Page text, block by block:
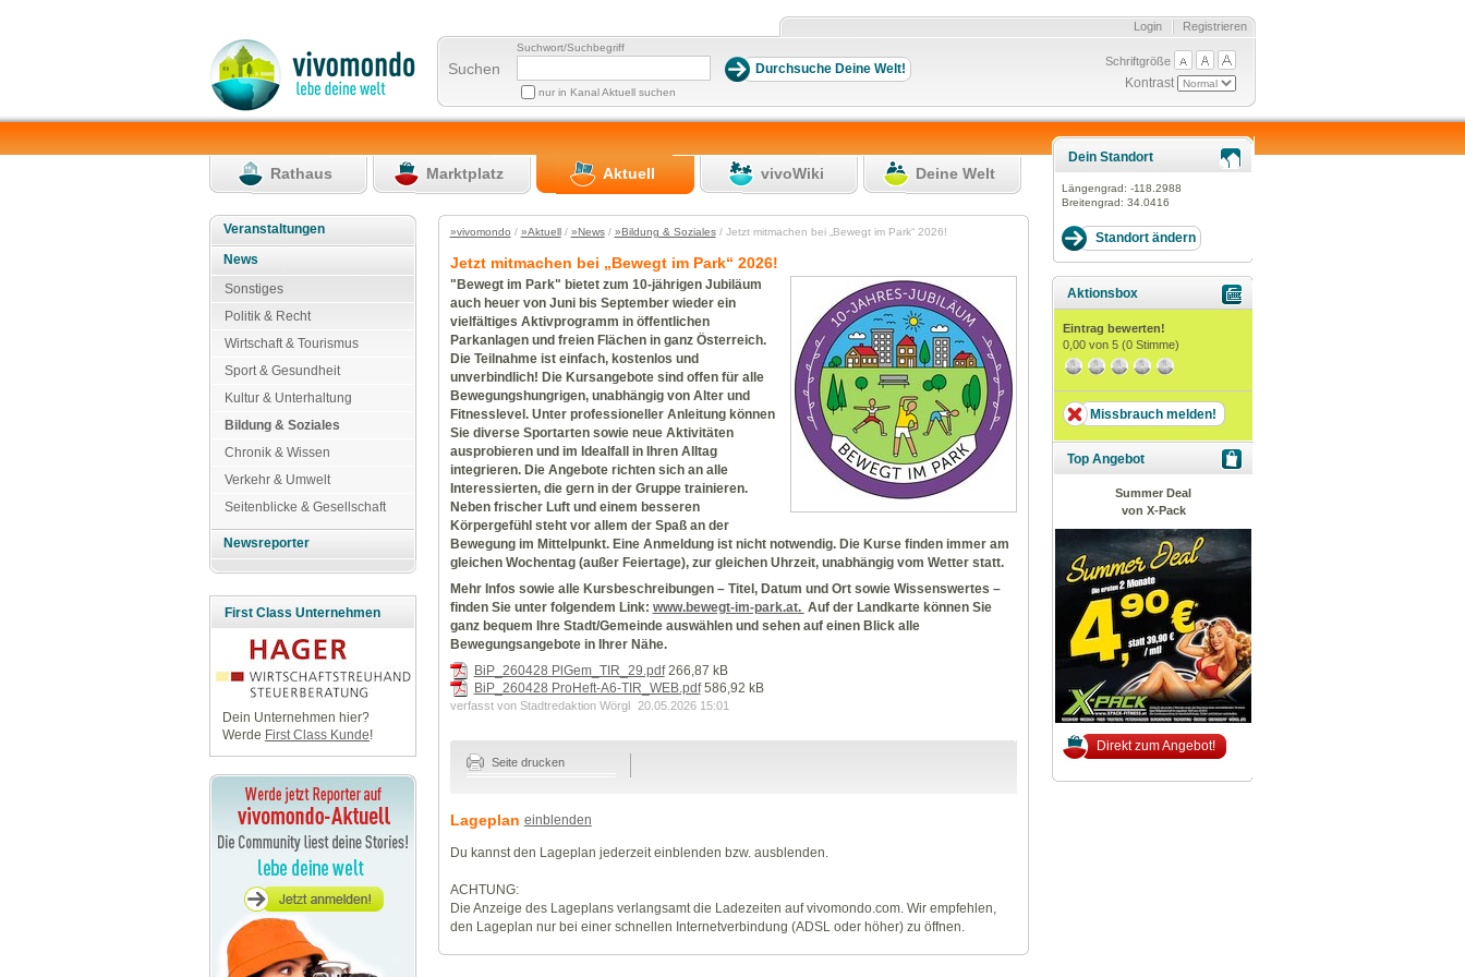
Registrieren
Login
Suchen
Suchwort/Suchbegriff
nur in Kanal Aktuell suchen
Schriftgröße
Kontrast
Rathaus Marktplatz Aktuell vivoWiki Deine Welt
Veranstaltungen
News
Sonstiges
Politik & Recht
Wirtschaft & Tourismus
Sport & Gesundheit
Kultur & Unterhaltung
Bildung & Soziales
Chronik & Wissen
Verkehr & Umwelt
Seitenblicke & Gesellschaft
Newsreporter
First Class Unternehmen
Dein Unternehmen hier?
Werde First Class Kunde!
»vivomondo / »Aktuell/ »News/ »Bildung & Soziales/ Jetzt mitmachen bei „Bewegt im Park“ 2026!
Jetzt mitmachen bei „Bewegt im Park“ 2026!
"Bewegt im Park" bietet zum 10-jährigen Jubiläum
auch heuer von Juni bis September wieder ein
vielfältiges Aktivprogramm in öffentlichen
Parkanlagen und freien Flächen in ganz Österreich.
Die Teilnahme ist einfach, kostenlos und
unverbindlich! Die Kursangebote sind offen für alle
Bewegungshungrigen, unabhängig von Alter und
Fitnesslevel. Unter professioneller Anleitung können
Sie diverse Sportarten sowie neue Aktivitäten
ausprobieren und im Idealfall in Ihren Alltag
integrieren. Die Angebote richten sich an alle
Interessierten, die gern in der Gruppe trainieren.
Neben frischer Luft und einem besseren
Körpergefühl steht vor allem der Spaß an der
Bewegung im Mittelpunkt. Eine Anmeldung ist nicht notwendig. Die Kurse finden immer am
gleichen Wochentag (außer Feiertage), zur gleichen Uhrzeit, unabhängig vom Wetter statt.
Mehr Infos sowie alle Kursbeschreibungen – Titel, Datum und Ort sowie Wissenswertes –
finden Sie unter folgendem Link: www.bewegt-im-park.at. Auf der Landkarte können Sie
ganz bequem Ihre Stadt/Gemeinde auswählen und sehen auf einen Blick alle
Bewegungsangebote in Ihrer Nähe.
BiP_260428 PlGem_TIR_29.pdf266,87 kB
BiP_260428 ProHeft-A6-TIR_WEB.pdf586,92 kB
verfasst von Stadtredaktion Wörgl 20.05.2026 15:01
Seite drucken
Lageplan einblenden
Du kannst den Lageplan jederzeit einblenden bzw. ausblenden.
ACHTUNG:
Die Anzeige des Lageplans verlangsamt die Ladezeiten auf vivomondo.com. Wir empfehlen,
den Lageplan nur bei einer schnellen Internetverbindung (ADSL oder höher) zu öffnen.
Dein Standort
Längengrad: -118.2988
Breitengrad: 34.0416
Aktionsbox
Eintrag bewerten!
0,00 von 5 (0 Stimme)
Missbrauch melden!
Top Angebot
Summer Deal
von X-Pack
Direkt zum Angebot!